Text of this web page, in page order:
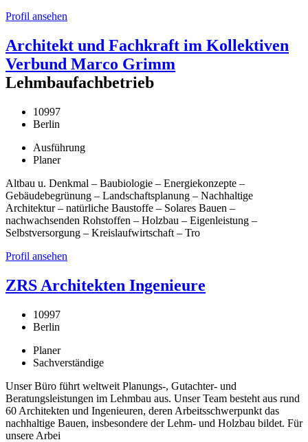
Profil ansehen
Architekt und Fachkraft im Kollektiven
Verbund Marco Grimm
Lehmbaufachbetrieb
10997
Berlin
Ausführung
Planer
Altbau u. Denkmal – Baubiologie – Energiekonzepte –
Gebäudebegrünung – Landschaftsplanung – Nachhaltige
Architektur – natürliche Baustoffe – Solares Bauen –
nachwachsenden Rohstoffen – Holzbau – Eigenleistung –
Selbstversorgung – Kreislaufwirtschaft – Tro
Profil ansehen
ZRS Architekten Ingenieure
10997
Berlin
Planer
Sachverständige
Unser Büro führt weltweit Planungs-, Gutachter- und
Beratungsleistungen im Lehmbau aus. Unser Team besteht aus rund
60 Architekten und Ingenieuren, deren Arbeitsschwerpunkt das
nachhaltige Bauen, insbesondere der Lehm- und Holzbau bildet. Für
unsere Arbei